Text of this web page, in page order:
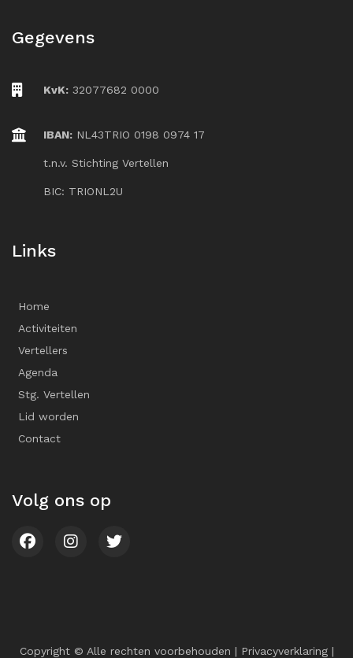
Gegevens
KvK: 32077682 0000
IBAN: NL43TRIO 0198 0974 17
t.n.v. Stichting Vertellen
BIC: TRIONL2U
Links
Home
Activiteiten
Vertellers
Agenda
Stg. Vertellen
Lid worden
Contact
Volg ons op
Copyright © Alle rechten voorbehouden | Privacyverklaring|